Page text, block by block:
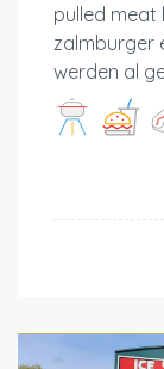
pulled meat
zalmburger
werden al